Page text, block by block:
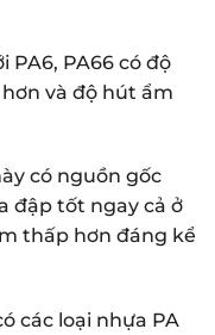
PA6, PA66 có độ
và độ hút ẩm
có nguồn gốc
đập tốt ngay cả ở
thấp hơn đáng kể
các loại nhựa PA